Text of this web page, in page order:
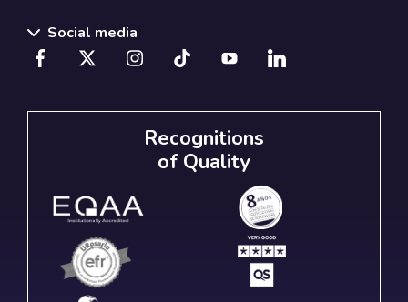
Social media
Recognitions
of Quality